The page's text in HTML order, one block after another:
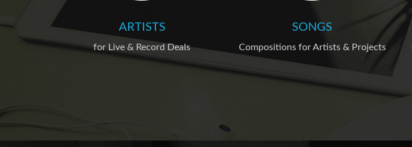
ARTISTS
for Live & Record Deals
SONGS
Compositions for Artists & Projects